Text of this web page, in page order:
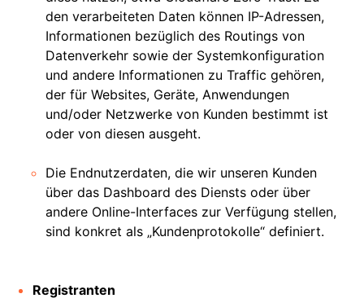
den verarbeiteten Daten können IP-Adressen,
Informationen bezüglich des Routings von
Datenverkehr sowie der Systemkonfiguration
und andere Informationen zu Traffic gehören,
der für Websites, Geräte, Anwendungen
und/oder Netzwerke von Kunden bestimmt ist
oder von diesen ausgeht.
Die Endnutzerdaten, die wir unseren Kunden
über das Dashboard des Diensts oder über
andere Online-Interfaces zur Verfügung stellen,
sind konkret als „Kundenprotokolle“ definiert.
Registranten